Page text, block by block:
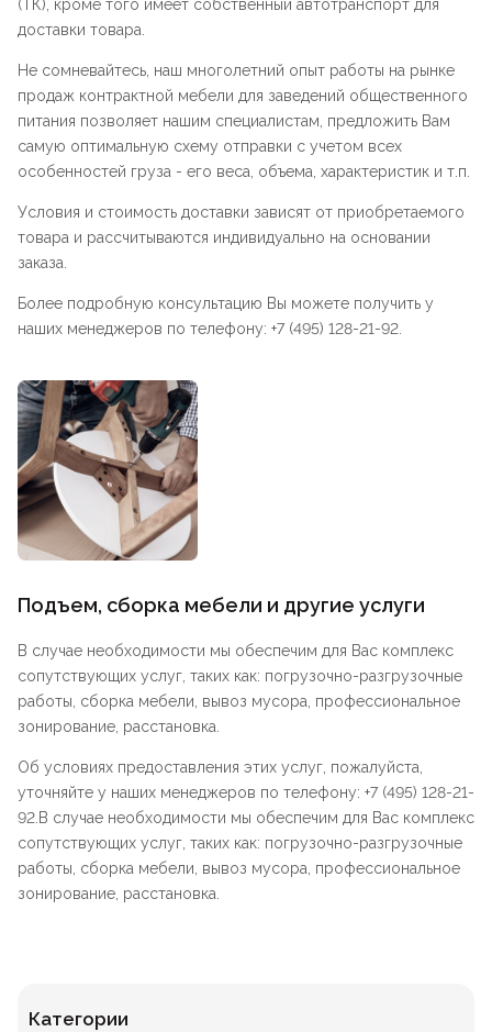
(ТК), кроме того имеет собственный автотранспорт для
доставки товара.
Не сомневайтесь, наш многолетний опыт работы на рынке
продаж контрактной мебели для заведений общественного
питания позволяет нашим специалистам, предложить Вам
самую оптимальную схему отправки с учетом всех
особенностей груза - его веса, объема, характеристик и т.п.
Условия и стоимость доставки зависят от приобретаемого
товара и рассчитываются индивидуально на основании
заказа.
Более подробную консультацию Вы можете получить у
наших менеджеров по телефону: +7 (495) 128-21-92.
Подъем, сборка мебели и другие услуги
В случае необходимости мы обеспечим для Вас комплекс
сопутствующих услуг, таких как: погрузочно-разгрузочные
работы, сборка мебели, вывоз мусора, профессиональное
зонирование, расстановка.
Об условиях предоставления этих услуг, пожалуйста,
уточняйте у наших менеджеров по телефону: +7 (495) 128-21-
92.В случае необходимости мы обеспечим для Вас комплекс
сопутствующих услуг, таких как: погрузочно-разгрузочные
работы, сборка мебели, вывоз мусора, профессиональное
зонирование, расстановка.
Категории